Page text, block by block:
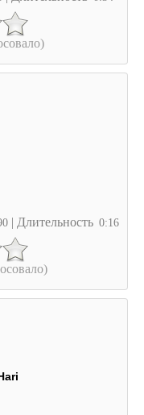
| Длительность 0:16